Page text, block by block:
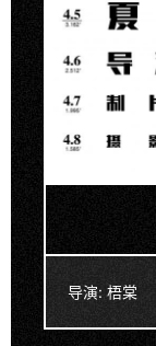
导演: 梧棠